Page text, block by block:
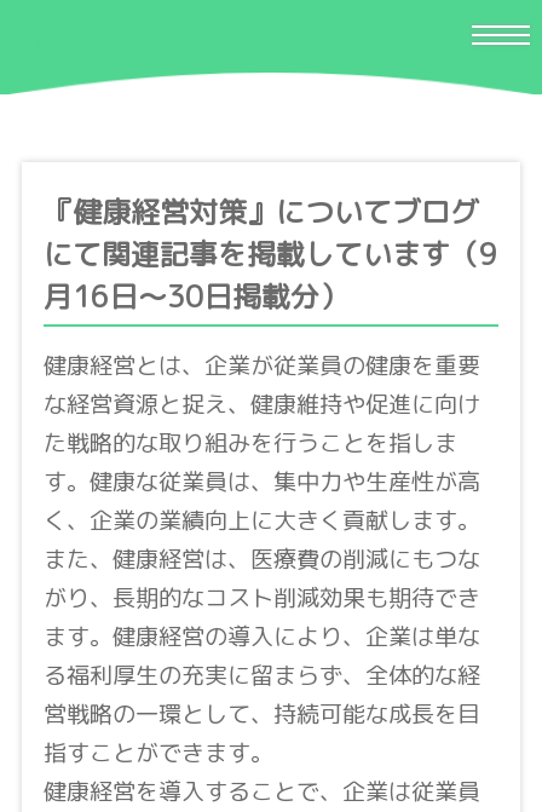
『健康経営対策』についてブログ
にて関連記事を掲載しています（9
月16日〜30日掲載分）
健康経営とは、企業が従業員の健康を重要
な経営資源と捉え、健康維持や促進に向け
た戦略的な取り組みを行うことを指しま
す。健康な従業員は、集中力や生産性が高
く、企業の業績向上に大きく貢献します。
また、健康経営は、医療費の削減にもつな
がり、長期的なコスト削減効果も期待でき
ます。健康経営の導入により、企業は単な
る福利厚生の充実に留まらず、全体的な経
営戦略の一環として、持続可能な成長を目
指すことができます。
健康経営を導入することで、企業は従業員